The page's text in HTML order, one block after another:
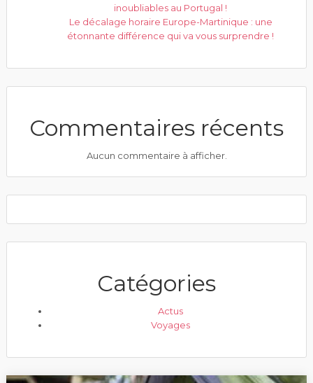
inoubliables au Portugal !
Le décalage horaire Europe-Martinique : une
étonnante différence qui va vous surprendre !
Commentaires récents
Aucun commentaire à afficher.
Catégories
Actus
Voyages